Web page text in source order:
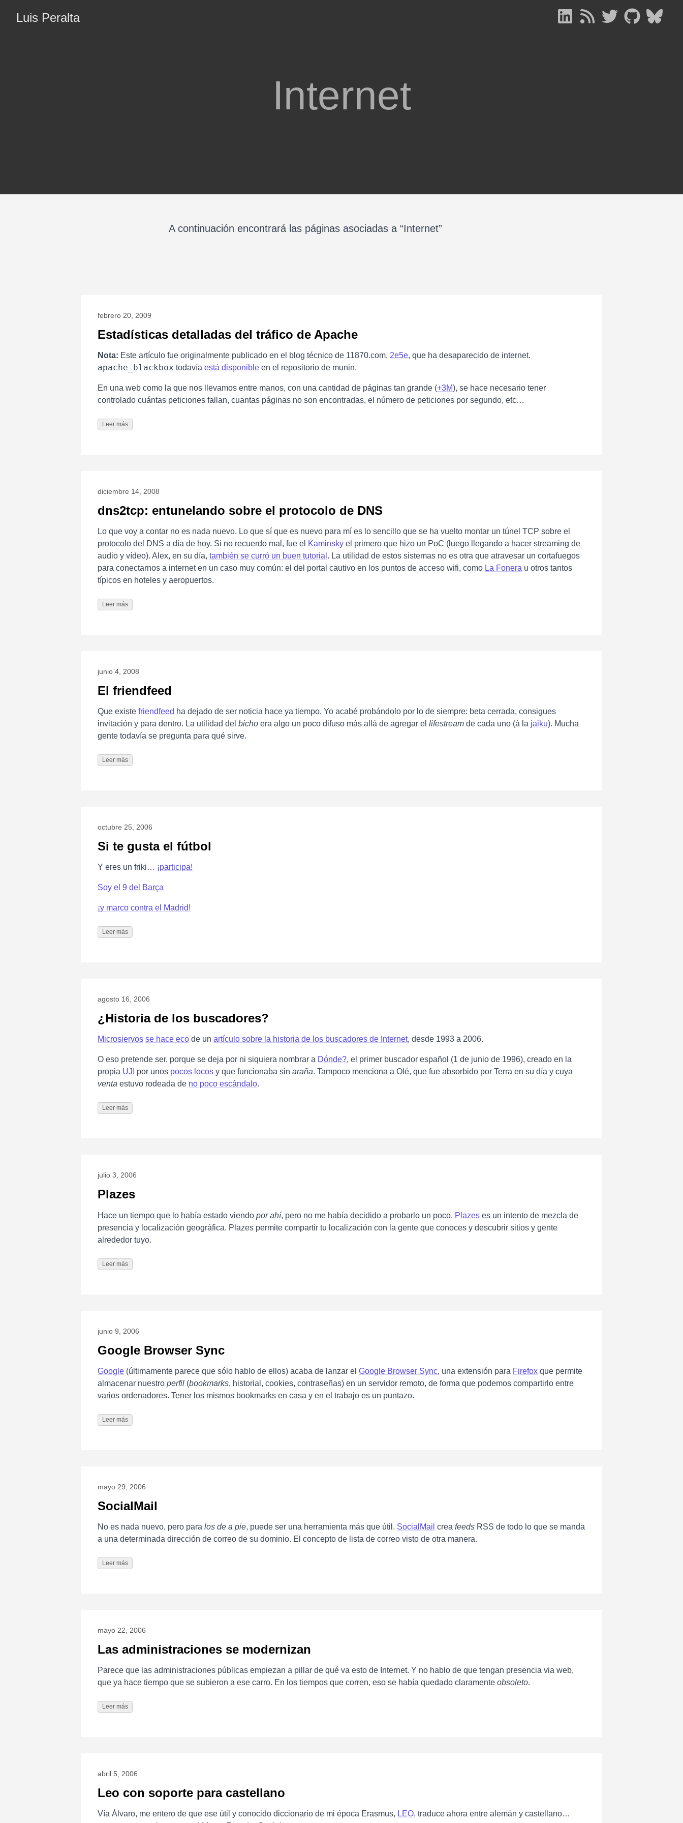
Luis Peralta
Internet
A continuación encontrará las páginas asociadas a “Internet”
febrero 20, 2009
Estadísticas detalladas del tráfico de Apache
Nota: Este artículo fue originalmente publicado en el blog técnico de 11870.com, 2e5e, que ha desaparecido de internet.
apache_blackbox todavía está disponible en el repositorio de munin.
En una web como la que nos llevamos entre manos, con una cantidad de páginas tan grande (+3M), se hace necesario tener
controlado cuántas peticiones fallan, cuantas páginas no son encontradas, el número de peticiones por segundo, etc…
Leer más
diciembre 14, 2008
dns2tcp: entunelando sobre el protocolo de DNS
Lo que voy a contar no es nada nuevo. Lo que sí que es nuevo para mí es lo sencillo que se ha vuelto montar un túnel TCP sobre el
protocolo del DNS a día de hoy. Si no recuerdo mal, fue el Kaminsky el primero que hizo un PoC (luego llegando a hacer streaming de
audio y vídeo). Alex, en su día, también se curró un buen tutorial . La utilidad de estos sistemas no es otra que atravesar un cortafuegos
para conectarnos a internet en un caso muy común: el del portal cautivo en los puntos de acceso wifi, como La Fonera u otros tantos
típicos en hoteles y aeropuertos.
Leer más
junio 4, 2008
El friendfeed
Que existe friendfeed ha dejado de ser noticia hace ya tiempo. Yo acabé probándolo por lo de siempre: beta cerrada, consigues
invitación y para dentro. La utilidad del bicho era algo un poco difuso más allá de agregar el lifestream de cada uno (à la jaiku). Mucha
gente todavía se pregunta para qué sirve.
Leer más
octubre 25, 2006
Si te gusta el fútbol
Y eres un friki… ¡participa!
Soy el 9 del Barça
¡y marco contra el Madrid!
Leer más
agosto 16, 2006
¿Historia de los buscadores?
Microsiervos se hace eco de un artículo sobre la historia de los buscadores de Internet, desde 1993 a 2006.
O eso pretende ser, porque se deja por ni siquiera nombrar a Dónde?, el primer buscador español (1 de junio de 1996), creado en la
propia UJI por unos pocos locos y que funcionaba sin araña. Tampoco menciona a Olé, que fue absorbido por Terra en su día y cuya
venta estuvo rodeada de no poco escándalo.
Leer más
julio 3, 2006
Plazes
Hace un tiempo que lo había estado viendo por ahí, pero no me había decidido a probarlo un poco. Plazes es un intento de mezcla de
presencia y localización geográfica. Plazes permite compartir tu localización con la gente que conoces y descubrir sitios y gente
alrededor tuyo.
Leer más
junio 9, 2006
Google Browser Sync
Google (últimamente parece que sólo hablo de ellos) acaba de lanzar el Google Browser Sync, una extensión para Firefox que permite
almacenar nuestro perfil (bookmarks, historial, cookies, contraseñas) en un servidor remoto, de forma que podemos compartirlo entre
varios ordenadores. Tener los mismos bookmarks en casa y en el trabajo es un puntazo.
Leer más
mayo 29, 2006
SocialMail
No es nada nuevo, pero para los de a pie, puede ser una herramienta más que útil. SocialMail crea feeds RSS de todo lo que se manda
a una determinada dirección de correo de su dominio. El concepto de lista de correo visto de otra manera.
Leer más
mayo 22, 2006
Las administraciones se modernizan
Parece que las administraciones públicas empiezan a pillar de qué va esto de Internet. Y no hablo de que tengan presencia via web,
que ya hace tiempo que se subieron a ese carro. En los tiempos que corren, eso se había quedado claramente obsoleto.
Leer más
abril 5, 2006
Leo con soporte para castellano
Vía Álvaro, me entero de que ese útil y conocido diccionario de mi época Erasmus, LEO, traduce ahora entre alemán y castellano…